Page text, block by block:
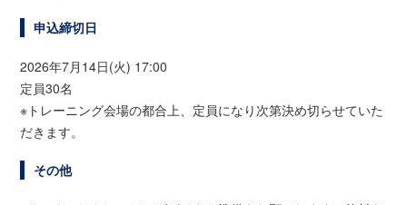
申込締切日
2026年7月14日(火) 17:00
定員30名
※トレーニング会場の都合上、定員になり次第決め切らせていた
だきます。
その他